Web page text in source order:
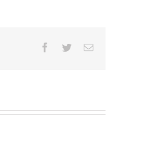
Facebook
TwitterEmail